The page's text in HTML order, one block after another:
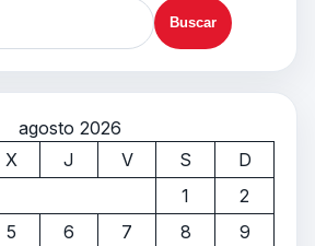
agosto 2026
X J V S
D
1
2
5 6 7 8
9